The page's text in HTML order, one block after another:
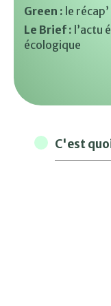
Green : le
Le Brief : l’actu
écologique
C'est